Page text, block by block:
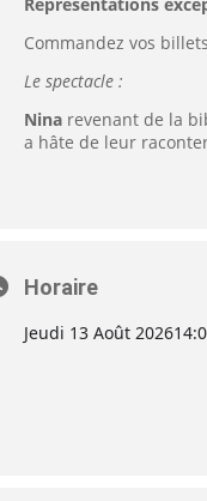
Commandez vos
Le spectacle :
Nina revenant de la
a hâte de leur
Horaire
Jeudi 13 Août 2026